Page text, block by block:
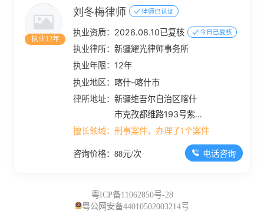
执业12年
刘冬梅律师 律师已认证
执业资质： 2026.08.10已复核 今日已复核
执业律所：新疆耀光律师事务所
执业年限： 12年
执业地区： 喀什–喀什市
律所地址：新疆维吾尔自治区喀什
市克孜都维路193号紫
东大厦三楼
擅长领域：刑事案件，办理了1个案件
咨询价格：88元/次 电话咨询
粤ICP备11062850号-28
粤公网安备44010502003214号